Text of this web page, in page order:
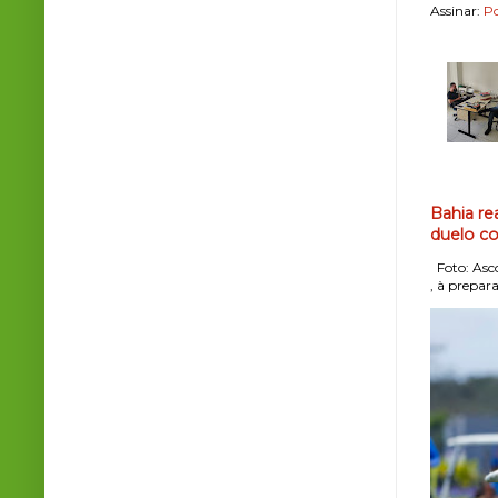
Assinar:
Bahia
duelo
Foto:
, à